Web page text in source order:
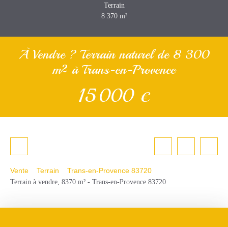
Terrain
8 370 m²
À Vendre ? Terrain naturel de 8 300
m² à Trans-en-Provence
15 000 €
Vente Terrain
Trans-en-Provence 83720
Terrain à vendre, 8370 m² - Trans-en-Provence 83720